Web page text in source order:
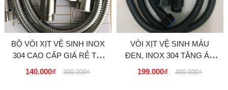
BỘ VÒI XỊT VỆ SINH INOX
304 CAO CẤP GIÁ RẺ TẠI
TPHCM, HÀ NỘI, ĐÀ
140.000₫ 300.000₫
VÒI XỊT VỆ SINH MÀU
ĐEN, INOX 304 TĂNG ÁP
CAO CẤP GIÁ RẺ TẠI
199.000₫ 400.000₫